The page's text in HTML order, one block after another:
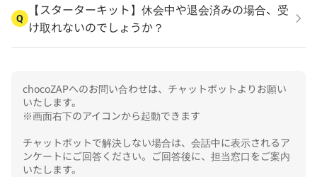
Q
【スターターキット】休会中や退会済みの場合、受
け取れないのでしょうか？
chocoZAPへのお問い合わせは、チャットボットよりお願い
いたします。
※画面右下のアイコンから起動できます
チャットボットで解決しない場合は、会話中に表示されるア
ンケートにご回答ください。ご回答後に、担当窓口をご案内
いたします。